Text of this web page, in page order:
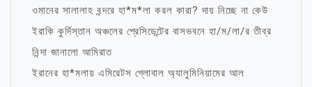
ওমানের সালালাহ বন্দরে হা*ম*লা করল কারা? দায় নিচ্ছে না কেউ
ইরাকি কুর্দিস্তান অঞ্চলের প্রেসিডেন্টের বাসভবনে হা/ম/লা/র তীব্র
নিন্দা জানালো আমিরাত
ইরানের হা*মলায় এমিরেটস গ্লোবাল অ্যালুমিনিয়ামের আল